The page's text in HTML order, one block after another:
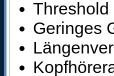
Threshold
Geringes